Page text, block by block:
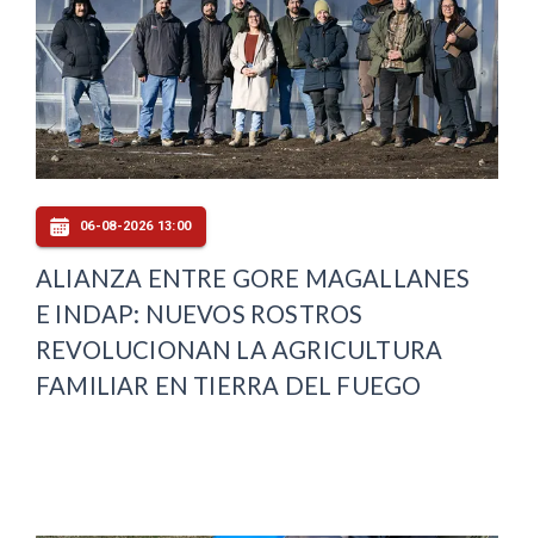
06-08-2026 13:00
ALIANZA ENTRE GORE MAGALLANES
E INDAP: NUEVOS ROSTROS
REVOLUCIONAN LA AGRICULTURA
FAMILIAR EN TIERRA DEL FUEGO